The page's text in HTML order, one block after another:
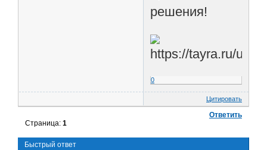
решения!
0
Цитировать
Ответить
Страница:1
Быстрый ответ